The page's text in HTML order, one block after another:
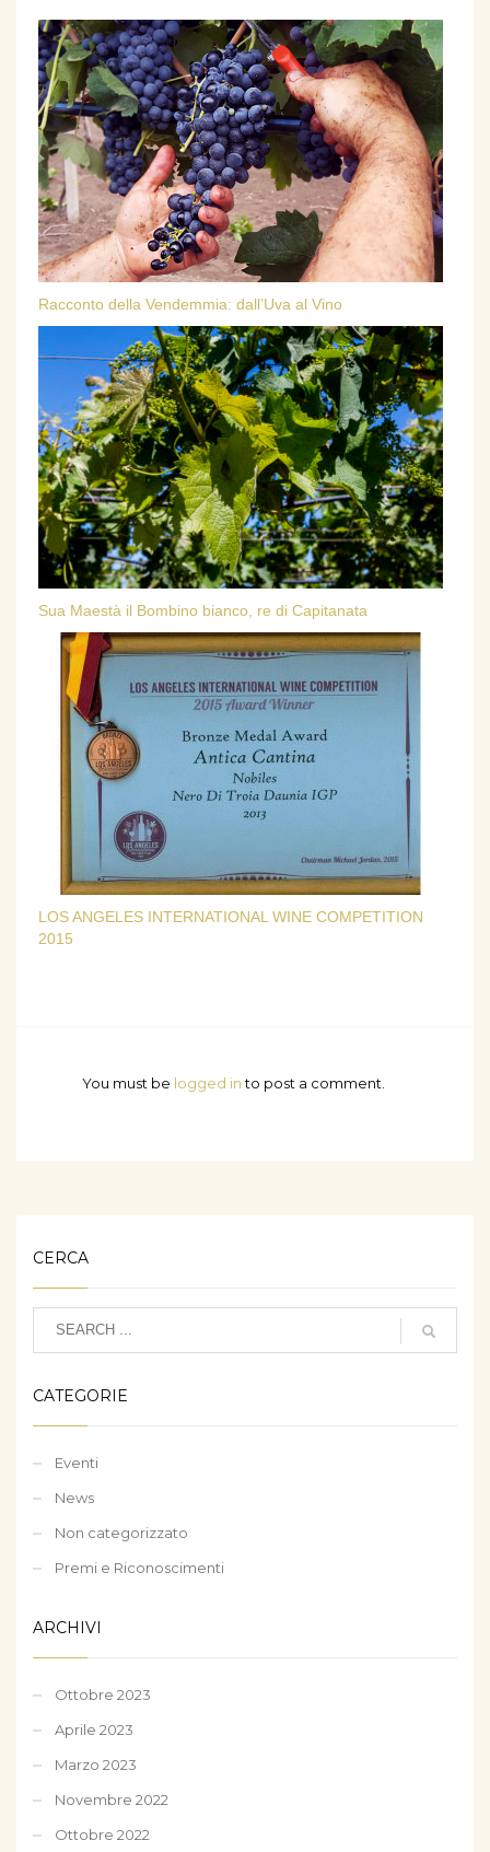
Racconto della Vendemmia: dall’Uva al Vino
Sua Maestà il Bombino bianco, re di Capitanata
LOS ANGELES INTERNATIONAL WINE COMPETITION
2015
You must be logged into post a comment.
CERCA
CATEGORIE
Eventi
News
Non categorizzato
Premi e Riconoscimenti
ARCHIVI
Ottobre 2023
Aprile 2023
Marzo 2023
Novembre 2022
Ottobre 2022